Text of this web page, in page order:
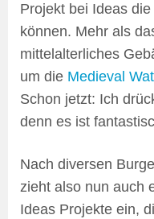
Projekt bei Ideas
können. Mehr als
mittelalterliches
um die Medieval
Schon jetzt: Ich
denn es ist
Nach diversen
zieht also nun auch
Ideas Projekte ein,